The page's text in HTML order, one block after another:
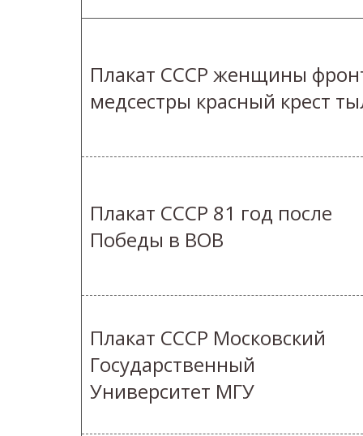
Плакат СССР женщины
медсестры красный крест
Плакат СССР 81 год после
Победы в ВОВ
Плакат СССР Московский
Государственный
Университет МГУ